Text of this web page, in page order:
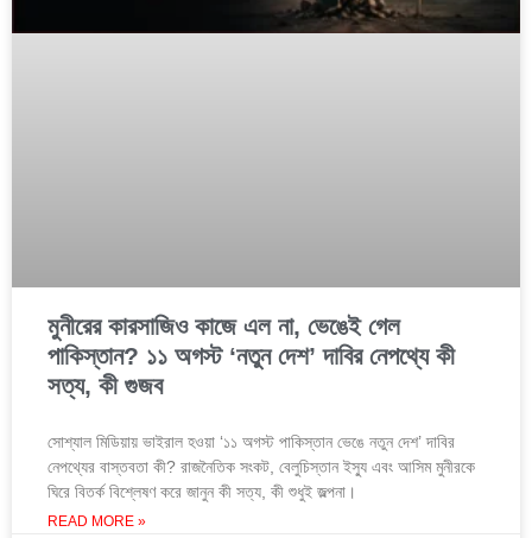
মুনীরের কারসাজিও কাজে এল না, ভেঙেই গেল
পাকিস্তান? ১১ অগস্ট ‘নতুন দেশ’ দাবির নেপথ্যে কী
সত্য, কী গুজব
সোশ্যাল মিডিয়ায় ভাইরাল হওয়া ‘১১ অগস্ট পাকিস্তান ভেঙে নতুন দেশ’ দাবির
নেপথ্যের বাস্তবতা কী? রাজনৈতিক সংকট, বেলুচিস্তান ইস্যু এবং আসিম মুনীরকে
ঘিরে বিতর্ক বিশ্লেষণ করে জানুন কী সত্য, কী শুধুই জল্পনা।
READ MORE »